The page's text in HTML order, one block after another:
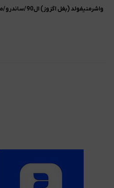
واشرمنیفولد (بغل اگزوز) ال90/ساندرو/مگان1600